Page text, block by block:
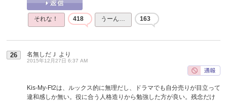
それな！ 418 うーん… 163
26 名無しだＪ より
2015年12月27日 6:37 AM
Kis-My-Ft2は、ルックス的に無理だし、ドラマでも自分売りが目立って
違和感しか無い。役に合う人格造りから勉強した方が良い。残念だけ